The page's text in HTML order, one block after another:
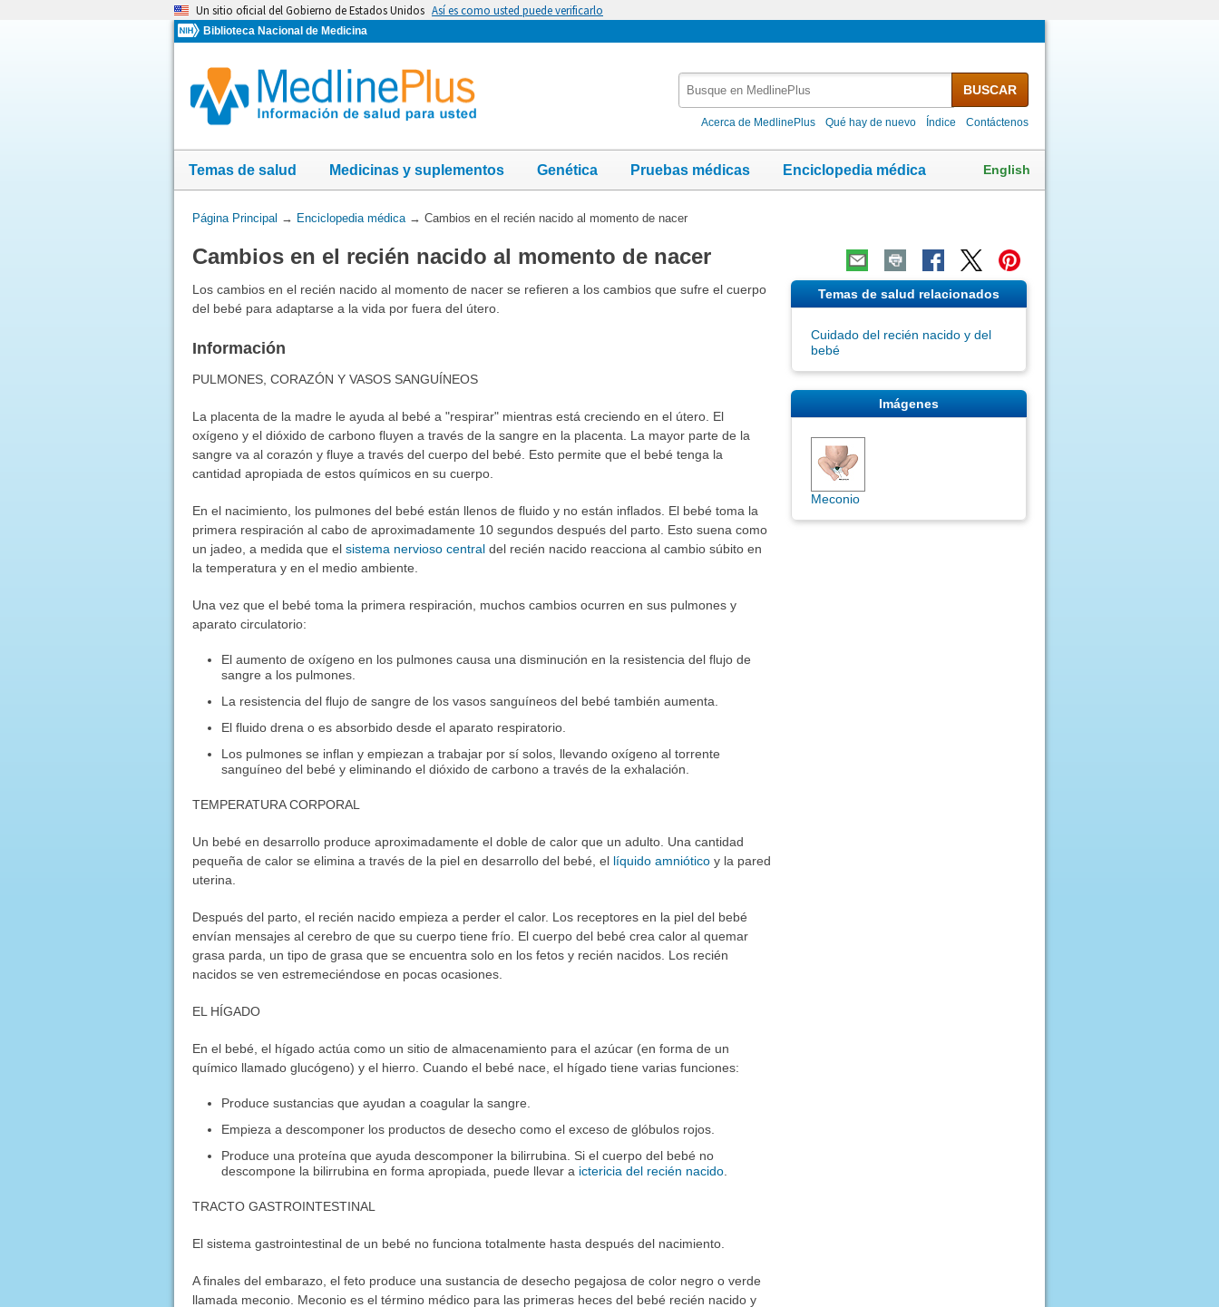
Un sitio oficial del Gobierno de Estados Unidos Así es como usted puede verificarlo
Biblioteca Nacional de Medicina
MedlinePlus
BUSCAR
Acerca de MedlinePlus Qué hay de nuevo Índice Contáctenos
Temas de salud Medicinas y suplementos Genética Pruebas médicas Enciclopedia médica English
Usted
aquí:
Página Principal → Enciclopedia médica→ Cambios en el recién nacido al momento de nacer
Cambios en el recién nacido al momento de nacer
Los cambios en el recién nacido al momento de nacer se refieren a los cambios que sufre el cuerpo
del bebé para adaptarse a la vida por fuera del útero.
Información
PULMONES, CORAZÓN Y VASOS SANGUÍNEOS
La placenta de la madre le ayuda al bebé a "respirar" mientras está creciendo en el útero. El
oxígeno y el dióxido de carbono fluyen a través de la sangre en la placenta. La mayor parte de la
sangre va al corazón y fluye a través del cuerpo del bebé. Esto permite que el bebé tenga la
cantidad apropiada de estos químicos en su cuerpo.
En el nacimiento, los pulmones del bebé están llenos de fluido y no están inflados. El bebé toma la
primera respiración al cabo de aproximadamente 10 segundos después del parto. Esto suena como
un jadeo, a medida que el sistema nervioso centraldel recién nacido reacciona al cambio súbito en
la temperatura y en el medio ambiente.
Una vez que el bebé toma la primera respiración, muchos cambios ocurren en sus pulmones y
aparato circulatorio:
El aumento de oxígeno en los pulmones causa una disminución en la resistencia del flujo de
sangre a los pulmones.
La resistencia del flujo de sangre de los vasos sanguíneos del bebé también aumenta.
El fluido drena o es absorbido desde el aparato respiratorio.
Los pulmones se inflan y empiezan a trabajar por sí solos, llevando oxígeno al torrente
sanguíneo del bebé y eliminando el dióxido de carbono a través de la exhalación.
TEMPERATURA CORPORAL
Un bebé en desarrollo produce aproximadamente el doble de calor que un adulto. Una cantidad
pequeña de calor se elimina a través de la piel en desarrollo del bebé, el líquido amnióticoy la pared
uterina.
Después del parto, el recién nacido empieza a perder el calor. Los receptores en la piel del bebé
envían mensajes al cerebro de que su cuerpo tiene frío. El cuerpo del bebé crea calor al quemar
grasa parda, un tipo de grasa que se encuentra solo en los fetos y recién nacidos. Los recién
nacidos se ven estremeciéndose en pocas ocasiones.
EL HÍGADO
En el bebé, el hígado actúa como un sitio de almacenamiento para el azúcar (en forma de un
químico llamado glucógeno) y el hierro. Cuando el bebé nace, el hígado tiene varias funciones:
Produce sustancias que ayudan a coagular la sangre.
Empieza a descomponer los productos de desecho como el exceso de glóbulos rojos.
Produce una proteína que ayuda descomponer la bilirrubina. Si el cuerpo del bebé no
descompone la bilirrubina en forma apropiada, puede llevar a ictericia del recién nacido
TRACTO GASTROINTESTINAL
El sistema gastrointestinal de un bebé no funciona totalmente hasta después del nacimiento.
A finales del embarazo, el feto produce una sustancia de desecho pegajosa de color negro o verde
llamada meconio. Meconio es el término médico para las primeras heces del bebé recién nacido y
Temas de salud relacionados
Cuidado del recién nacido y del
bebé
Imágenes
Meconio